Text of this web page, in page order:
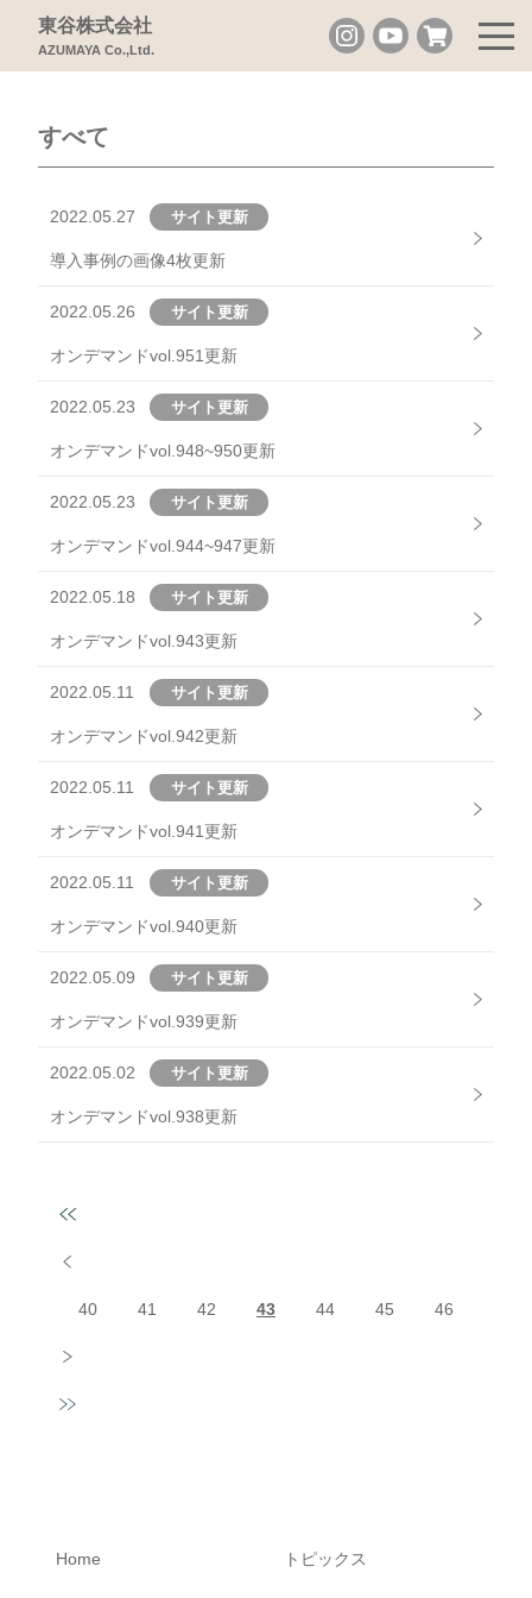
東谷株式会社
AZUMAYA Co.,Ltd.
トピックス
すべて
2022.05.27 サイト更新
導入事例の画像4枚更新
2022.05.26 サイト更新
オンデマンドvol.951更新
2022.05.23 サイト更新
オンデマンドvol.948~950更新
2022.05.23 サイト更新
オンデマンドvol.944~947更新
2022.05.18 サイト更新
オンデマンドvol.943更新
2022.05.11 サイト更新
オンデマンドvol.942更新
2022.05.11 サイト更新
オンデマンドvol.941更新
2022.05.11 サイト更新
オンデマンドvol.940更新
2022.05.09 サイト更新
オンデマンドvol.939更新
2022.05.02 サイト更新
オンデマンドvol.938更新
40 41 42 43 44 45 46
Home トピックス